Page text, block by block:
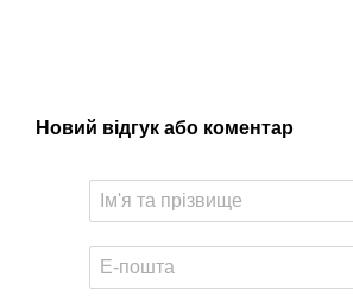
Новий відгук або коментар